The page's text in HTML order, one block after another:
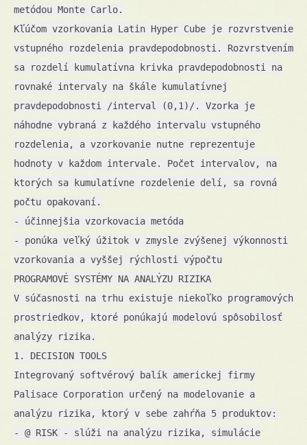
metódou Monte Carlo.
Kľúčom vzorkovania Latin Hyper Cube je rozvrstvenie
vstupného rozdelenia pravdepodobnosti. Rozvrstvením
sa rozdelí kumulatívna krivka pravdepodobnosti na
rovnaké intervaly na škále kumulatívnej
pravdepodobnosti /interval (0,1)/. Vzorka je
náhodne vybraná z každého intervalu vstupného
rozdelenia, a vzorkovanie nutne reprezentuje
hodnoty v každom intervale. Počet intervalov, na
ktorých sa kumulatívne rozdelenie delí, sa rovná
počtu opakovaní.
- účinnejšia vzorkovacia metóda
- ponúka veľký úžitok v zmysle zvýšenej výkonnosti
vzorkovania a vyššej rýchlosti výpočtu
PROGRAMOVÉ SYSTÉMY NA ANALÝZU RIZIKA
V súčasnosti na trhu existuje niekoľko programových
prostriedkov, ktoré ponúkajú modelovú spôsobilosť
analýzy rizika.
1. DECISION TOOLS
Integrovaný softvérový balík americkej firmy
Palisace Corporation určený na modelovanie a
analýzu rizika, ktorý v sebe zahŕňa 5 produktov:
- @ RISK - slúži na analýzu rizika, simulácie